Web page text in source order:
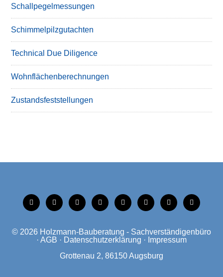
Schallpegelmessungen
Schimmelpilzgutachten
Technical Due Diligence
Wohnflächenberechnungen
Zustandsfeststellungen
tiktok instagramfacebooklinkedinxing linkedinmobilemail
© 2026 Holzmann-Bauberatung - Sachverständigenbüro
· AGB · Datenschutzerklärung · Impressum
Grottenau 2, 86150 Augsburg